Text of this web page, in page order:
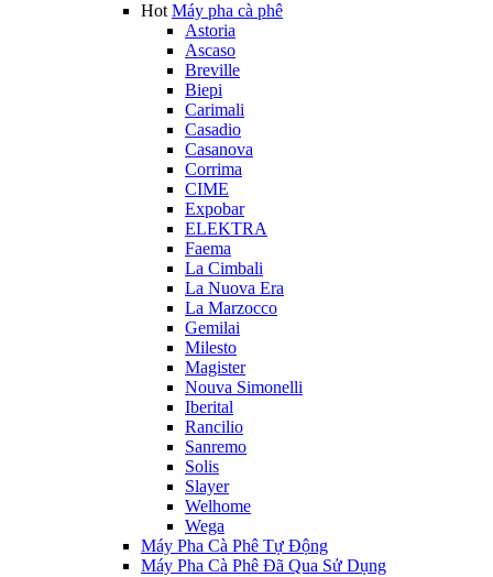
Hot Máy pha cà phê
Astoria
Ascaso
Breville
Biepi
Carimali
Casadio
Casanova
Corrima
CIME
Expobar
ELEKTRA
Faema
La Cimbali
La Nuova Era
La Marzocco
Gemilai
Milesto
Magister
Nouva Simonelli
Iberital
Rancilio
Sanremo
Solis
Slayer
Welhome
Wega
Máy Pha Cà Phê Tự Động
Máy Pha Cà Phê Đã Qua Sử Dụng